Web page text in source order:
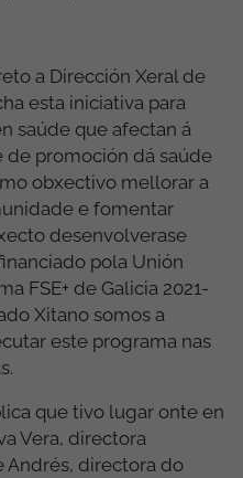
a Dirección Xeral de
esta iniciativa para
saúde que afectan á
de promoción dá saúde
obxectivo mellorar a
e fomentar
desenvolverase
pola Unión
FSE+ de Galicia 2021-
Xitano somos a
este programa nas
que tivo lugar onte en
Vera, directora
Andrés, directora do